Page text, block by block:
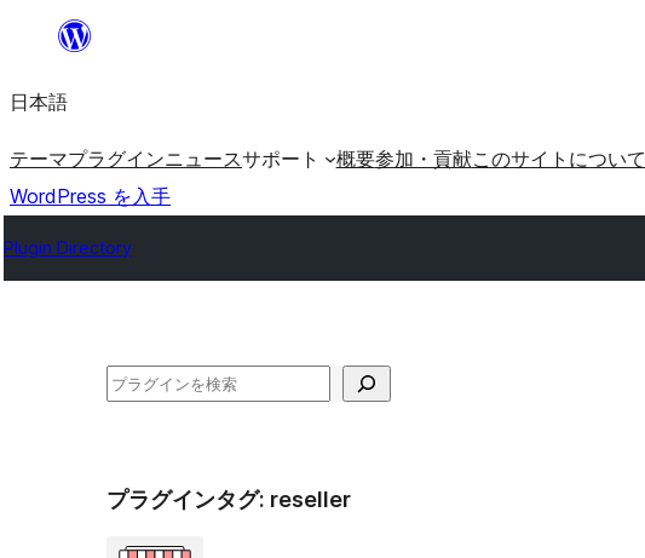
を
ッ
プ
日本語
テーマプラグインニュースサポート 概要参加・貢献このサイトについて
WordPress を入手
Plugin Directory
検
プラグインタグ: reseller